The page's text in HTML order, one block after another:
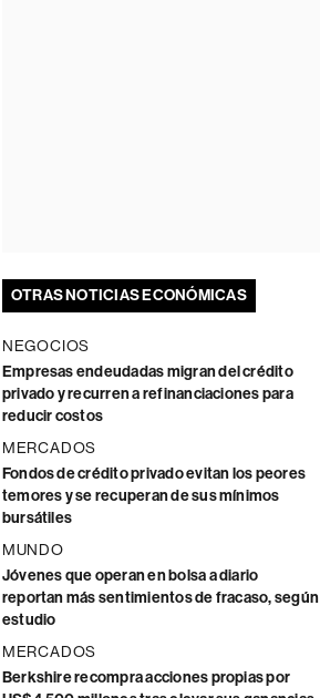
OTRAS NOTICIAS ECONÓMICAS
NEGOCIOS
Empresas endeudadas migran del crédito
privado y recurren a refinanciaciones para
reducir costos
MERCADOS
Fondos de crédito privado evitan los peores
temores y se recuperan de sus mínimos
bursátiles
MUNDO
Jóvenes que operan en bolsa a diario
reportan más sentimientos de fracaso, según
estudio
MERCADOS
Berkshire recompra acciones propias por